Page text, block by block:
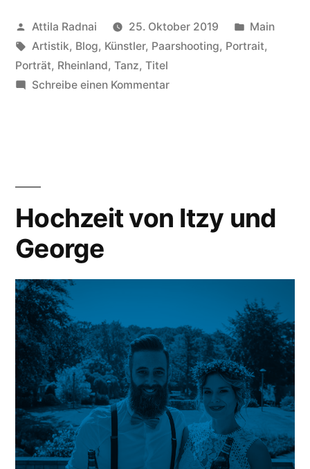
Dancers“
Veröffentlicht
von
Attila Radnai 25. Oktober 2019
in
Main
Schlagwörter:
Artistik, Blog, Künstler, Paarshooting, Portrait,
Porträt, Rheinland, Tanz, Titel
Schreibe einen Kommentarzu
Hochzeit von Itzy und
George